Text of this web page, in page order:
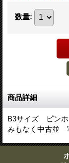
数量:
商品詳細
B3サイズ ピン
みもなく中古並